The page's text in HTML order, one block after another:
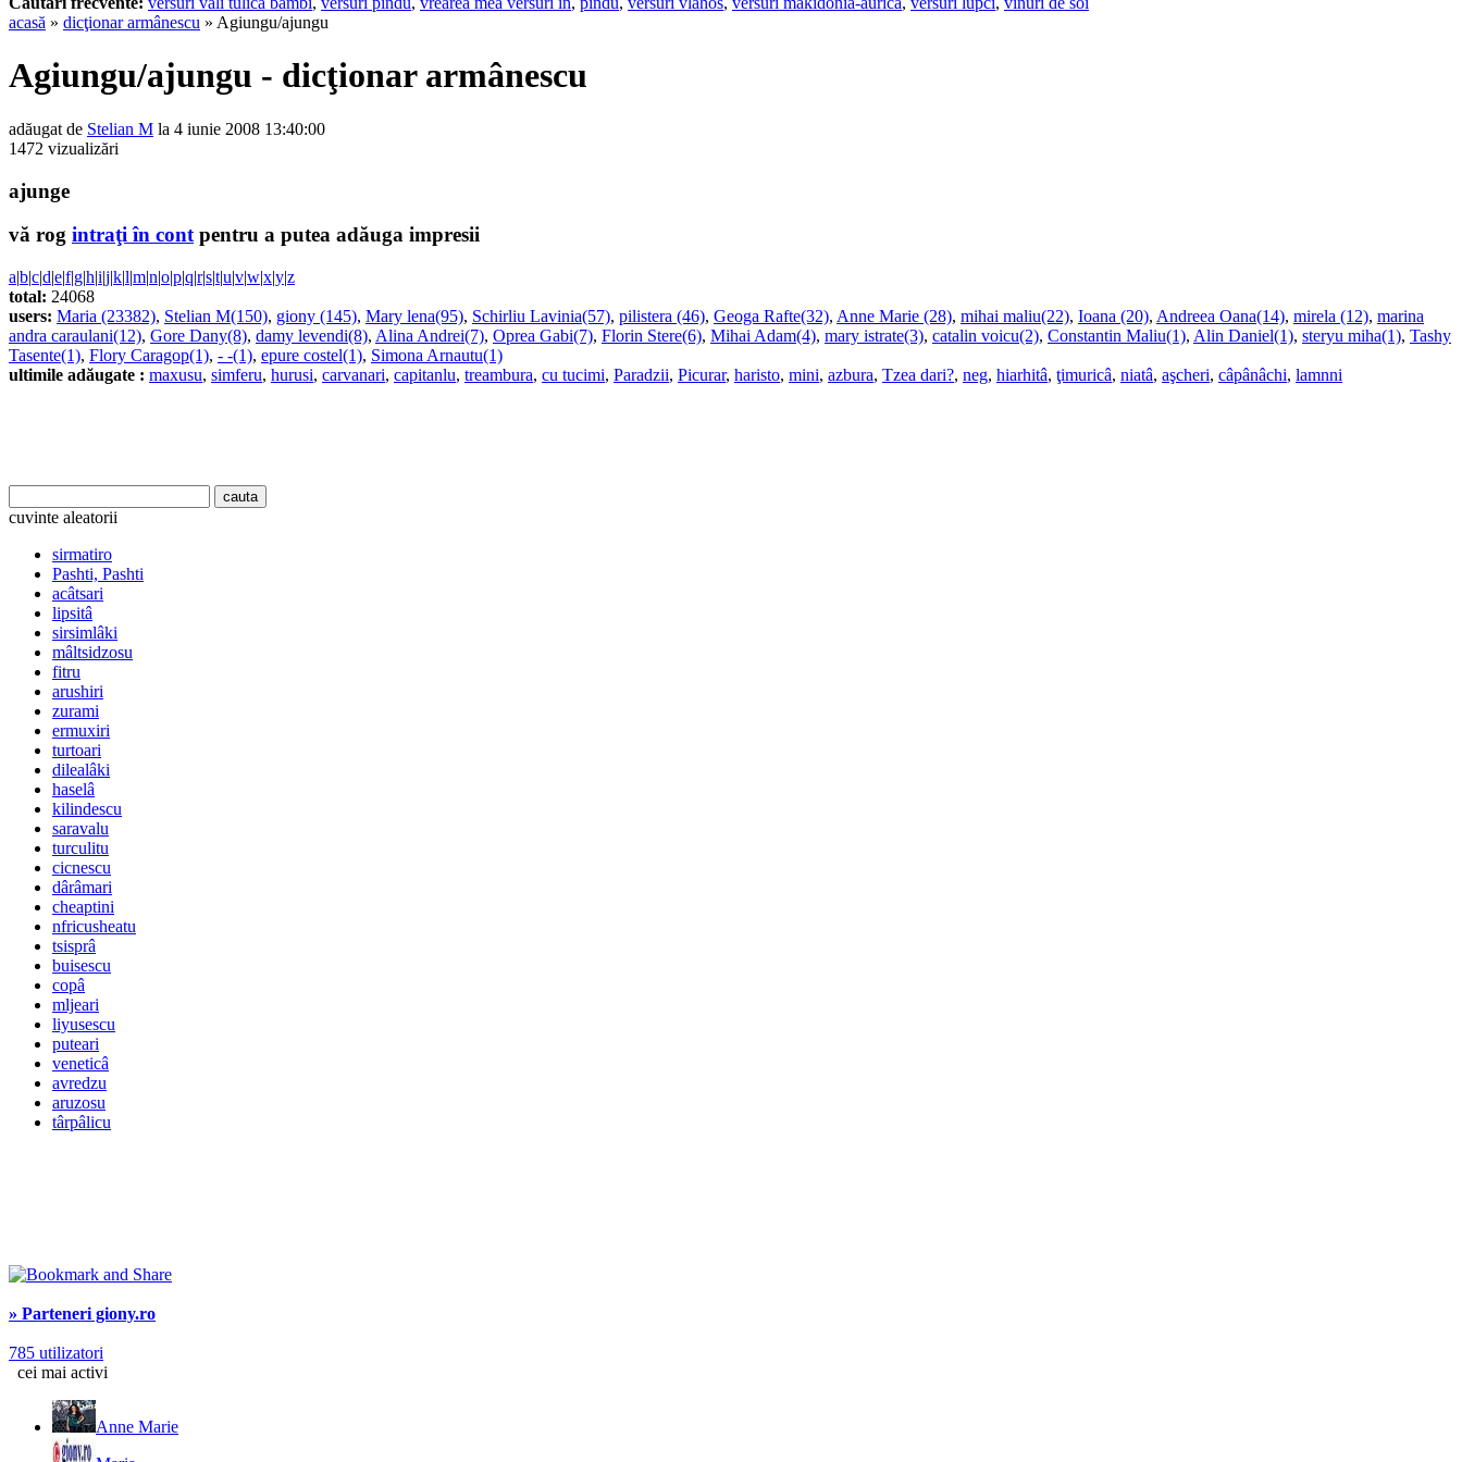
acasă » dicţionar armânescu » Agiungu/ajungu
Agiungu/ajungu - dicţionar armânescu
adăugat de Stelian M la 4 iunie 2008 13:40:00
1472 vizualizări
ajunge
vă rog intraţi în contpentru a putea adăuga impresii
a|b|c|d|e|f|g|h|i|j|k|l|m|n|o|p|q|r|s|t|u|v|w|x|y|z
total: 24068
users: Maria (23382), Stelian M(150), giony (145), Mary lena(95), Schirliu Lavinia(57), pilistera (46), Geoga Rafte(32), Anne Marie (28), mihai maliu(22), Ioana (20), Andreea Oana(14), mirela (12), marina
andra caraulani(12), Gore Dany(8), damy levendi(8), Alina Andrei(7), Oprea Gabi(7), Florin Stere(6), Mihai Adam(4), mary istrate(3), catalin voicu(2), Constantin Maliu(1), Alin Daniel(1), steryu miha(1), Tashy
Tasente(1), Flory Caragop(1), - -(1), epure costel(1), Simona Arnautu(1)
ultimile adăugate : maxusu, simferu, hurusi, carvanari, capitanlu, treambura, cu tucimi, Paradzii, Picurar, haristo, mini, azbura, Tzea dari?, neg, hiarhitâ, ţimuricâ, niatâ, aşcheri, câpânâchi, lamnni
cuvinte aleatorii
sirmatiro
Pashti, Pashti
acâtsari
lipsitâ
sirsimlâki
mâltsidzosu
fitru
arushiri
zurami
ermuxiri
turtoari
dilealâki
haselâ
kilindescu
saravalu
turculitu
cicnescu
dârâmari
cheaptini
nfricusheatu
tsisprâ
buisescu
copâ
mljeari
liyusescu
puteari
veneticâ
avredzu
aruzosu
târpâlicu
» Parteneri giony.ro
785 utilizatori
cei mai activi
Anne Marie